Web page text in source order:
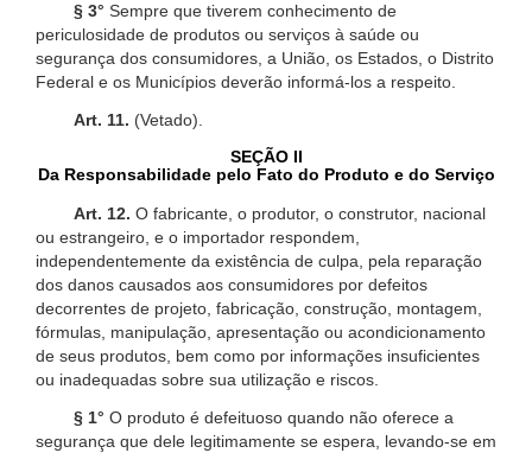
§ 3° Sempre que tiverem conhecimento de
periculosidade de produtos ou serviços à saúde ou
segurança dos consumidores, a União, os Estados, o Distrito
Federal e os Municípios deverão informá-los a respeito.
Art. 11. (Vetado).
SEÇÃO II
Da Responsabilidade pelo Fato do Produto e do Serviço
Art. 12. O fabricante, o produtor, o construtor, nacional
ou estrangeiro, e o importador respondem,
independentemente da existência de culpa, pela reparação
dos danos causados aos consumidores por defeitos
decorrentes de projeto, fabricação, construção, montagem,
fórmulas, manipulação, apresentação ou acondicionamento
de seus produtos, bem como por informações insuficientes
ou inadequadas sobre sua utilização e riscos.
§ 1° O produto é defeituoso quando não oferece a
segurança que dele legitimamente se espera, levando-se em